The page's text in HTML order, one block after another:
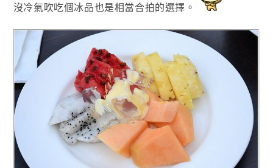
沒冷氣吹吃個冰品也是相當合拍的選擇 。